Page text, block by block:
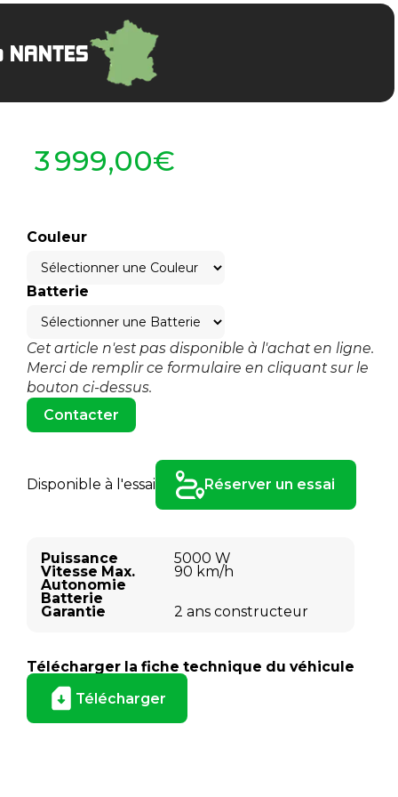
NANTES
3 999,00€
Couleur
Batterie
Cet article n'est pas disponible à l'achat en ligne.
Merci de remplir ce formulaire en cliquant sur le
bouton ci-dessus.
Contacter
Disponible à l'essai Réserver un essai
Puissance 5000 W
Vitesse Max. 90 km/h
Autonomie
Batterie
Garantie 2 ans constructeur
Télécharger la fiche technique du véhicule
Télécharger